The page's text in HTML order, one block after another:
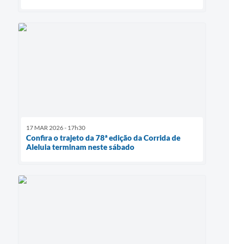
17 MAR 2026 - 17h30
Confira o trajeto da 78ª edição da Corrida de
Aleluia terminam neste sábado